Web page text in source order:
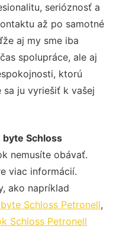
serióznosť a
až po samotné
aj my sme iba
spolupráce, ale aj
ktorú
sa ju vyriešiť k vašej
byte Schloss
nemusíte obávať.
viac informácií.
ako napríklad
Schloss Petronell,
Schloss Petronell